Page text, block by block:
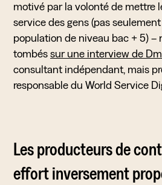
motivé par la volonté de mettre
service des gens (pas
population de niveau bac + 5) –
tombés sur une interview de
consultant indépendant, mais
responsable du World Service
Les producteurs de
effort inversement